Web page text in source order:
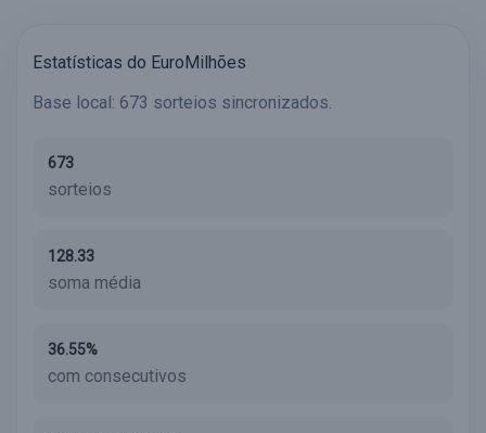
Estatísticas do EuroMilhões
Base local: 673 sorteios sincronizados.
673
sorteios
128.33
soma média
36.55%
com consecutivos